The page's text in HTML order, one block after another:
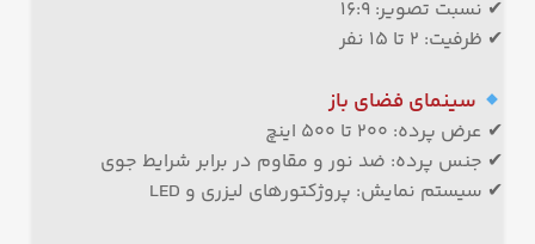
✔ نسبت تصویر: ۱۶:۹
✔ ظرفیت: ۲ تا ۱۵ نفر
سینمای فضای باز
✔ عرض پرده: ۲۰۰ تا ۵۰۰ اینچ
✔ جنس پرده: ضد نور و مقاوم در برابر شرایط جوی
✔ سیستم نمایش: پروژکتورهای لیزری و LED